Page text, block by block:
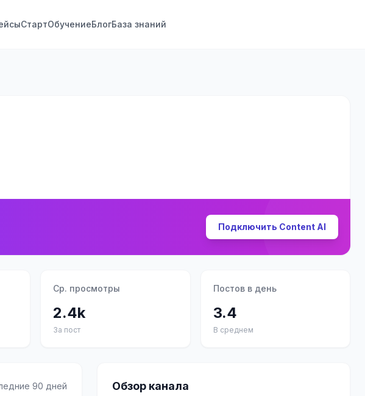
СтартОбучениеБлогБаза знаний
Подключить Content AI
Ср. просмотры
2.4k
За пост
Постов в день
3.4
В среднем
90 дней
Обзор канала